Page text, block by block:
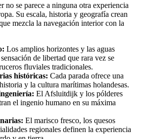
no se parece a ninguna otra experiencia
Su escala, historia y geografía crean
mezcla la navegación interior con la
Los amplios horizontes y las aguas
de libertad que rara vez se
fluviales tradicionales.
históricas: Cada parada ofrece una
y la cultura marítimas holandesas.
El Afsluitdijk y los pólderes
el ingenio humano en su máxima
El marisco fresco, los quesos
regionales definen la experiencia